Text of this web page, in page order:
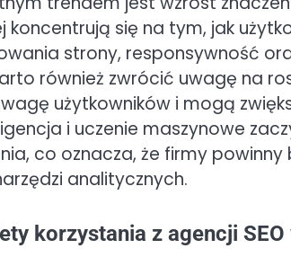
koncentrują się na tym, jak
strony, responsywność
również zwrócić uwagę na
użytkowników i mogą
i uczenie maszynowe
co oznacza, że firmy
analitycznych.
korzystania z agencji SEO